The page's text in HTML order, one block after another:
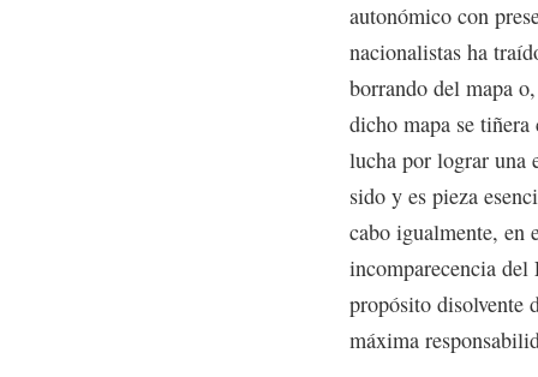
autonómico con
nacionalistas ha
borrando del mapa
dicho mapa se
lucha por lograr una
sido y es pieza
cabo igualmente, en
incomparecencia del
propósito disolvente
máxima